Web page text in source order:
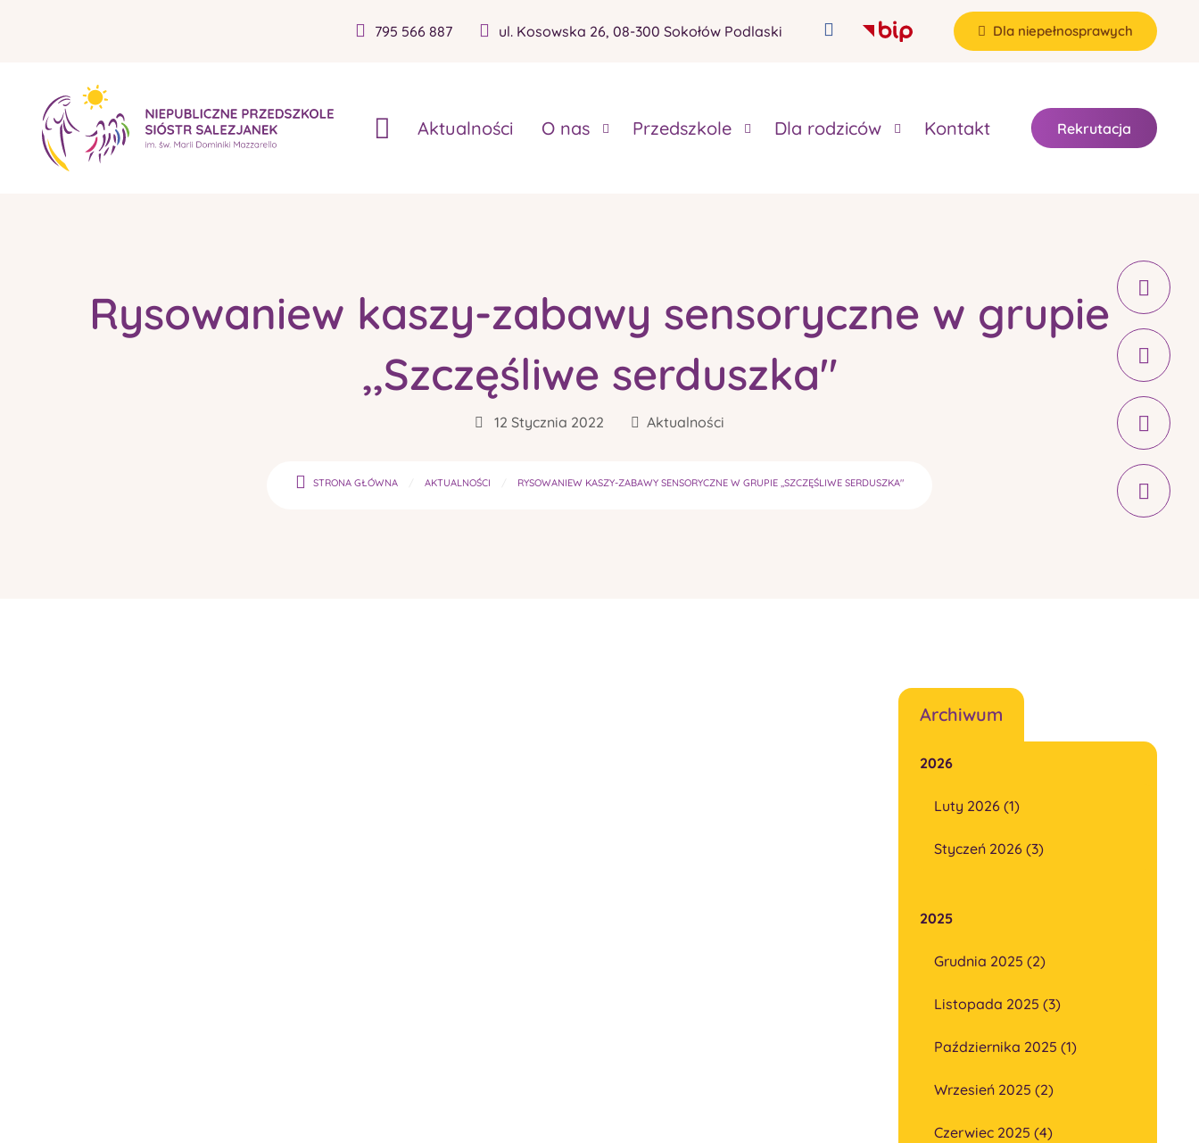
795 566 887 ul. Kosowska 26, 08-300 Sokołów Podlaski Dla niepełnosprawych
Aktualności O nas Przedszkole Dla rodziców Kontakt Rekrutacja
Rysowaniew kaszy-zabawy sensoryczne w grupie
,,Szczęśliwe serduszka"
12 Stycznia 2022 Aktualności
STRONA GŁÓWNA AKTUALNOŚCI RYSOWANIEW KASZY-ZABAWY SENSORYCZNE W GRUPIE ,,SZCZĘŚLIWE SERDUSZKA"
Archiwum
2026
Luty 2026 (1)
Styczeń 2026 (3)
2025
Grudnia 2025 (2)
Listopada 2025 (3)
Października 2025 (1)
Wrzesień 2025 (2)
Czerwiec 2025 (4)